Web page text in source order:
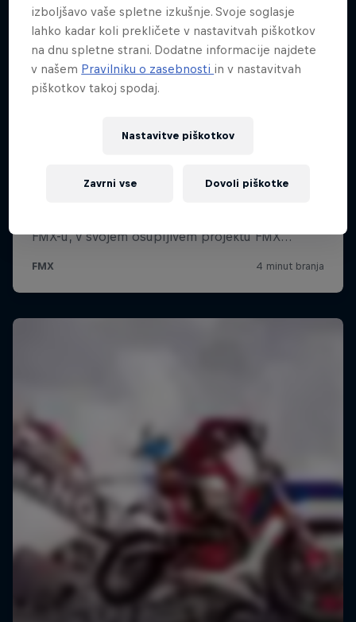
izboljšavo vaše spletne izkušnje. Svoje soglasje
lahko kadar koli prekličete v nastavitvah piškotkov
na dnu spletne strani. Dodatne informacije najdete
v našem Pravilniku o zasebnosti in v nastavitvah
piškotkov takoj spodaj.
Nastavitve piškotkov
Zavrni vse Dovoli piškotke